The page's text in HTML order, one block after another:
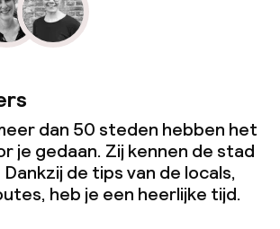
dan 50 steden hebben het
je gedaan. Zij kennen de stad
de tips van de locals,
heb je een heerlijke tijd.